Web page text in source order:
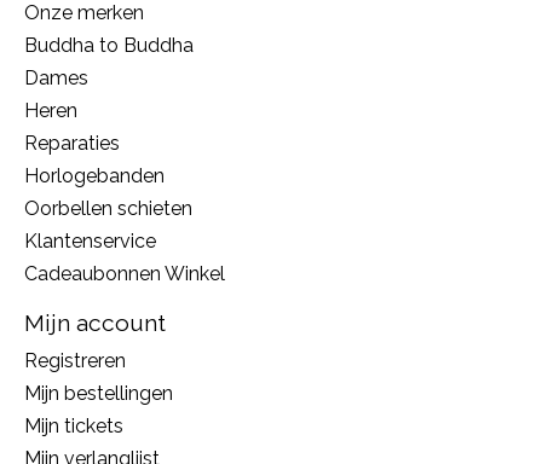
Onze merken
Buddha to Buddha
Dames
Heren
Reparaties
Horlogebanden
Oorbellen schieten
Klantenservice
Cadeaubonnen Winkel
Mijn account
Registreren
Mijn bestellingen
Mijn tickets
Mijn verlanglijst